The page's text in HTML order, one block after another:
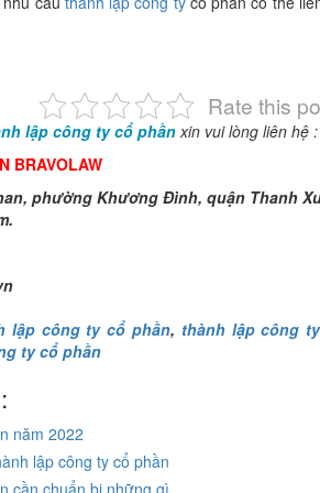
Rate this
lập công ty cổ phầnxin vui lòng liên hệ :
BRAVOLAW
phường Khương Đình, quận Thanh
lập công ty cổ phần, thành lập công
ty cổ phần
năm 2022
lập công ty cổ phần